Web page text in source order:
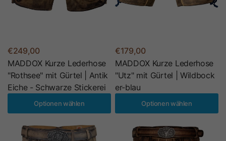
€249,00
MADDOX Kurze Lederhose
"Rothsee" mit Gürtel | Antik
Eiche - Schwarze Stickerei
Optionen wählen
€179,00
MADDOX Kurze Lederhose
"Utz" mit Gürtel | Wildbock
er-blau
Optionen wählen